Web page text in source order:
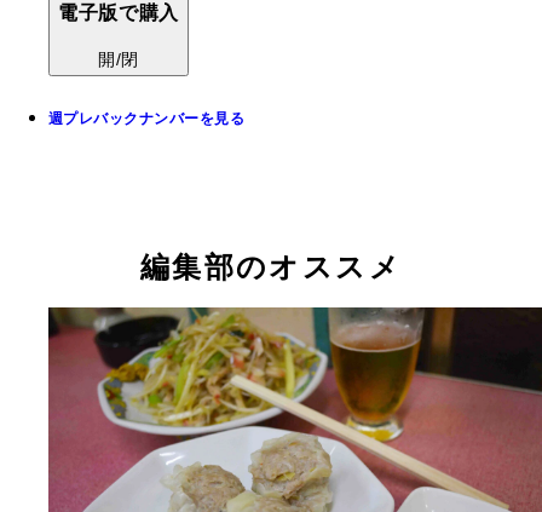
電子版で購入
開/閉
週プレバックナンバーを見る
編集部のオススメ